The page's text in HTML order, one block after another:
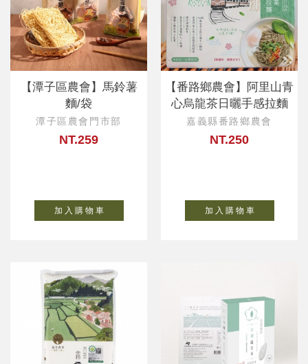
【潭子區農會】馬鈴薯
麵/袋
潭子區農會門市部
NT.259
加 入 購 物 車
【番路鄉農會】阿里山青
心烏龍茶日曬手感拉麵
嘉義縣番路鄉農會
NT.250
加 入 購 物 車